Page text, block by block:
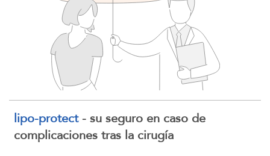
lipo-protect- su seguro en caso de
complicaciones tras la cirugía